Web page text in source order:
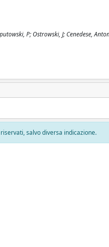
P; Ostrowski, J; Cenedese,
salvo diversa indicazione.